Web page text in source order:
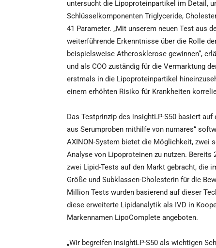
untersucht die Lipoproteinpartikel im Detail,
Schlüsselkomponenten Triglyceride,
41 Parameter. „Mit unserem neuen Test aus
weiterführende Erkenntnisse über die Rolle
beispielsweise Atherosklerose gewinnen“,
und als COO zuständig für die Vermarktung
erstmals in die Lipoproteinpartikel
einem erhöhten Risiko für Krankheiten
Das Testprinzip des insightLP-S50 basiert
aus Serumproben mithilfe von numares“
AXINON-System bietet die Möglichkeit, zwei
Analyse von Lipoproteinen zu nutzen. Bereits
zwei Lipid-Tests auf den Markt gebracht, die
Größe und Subklassen-Cholesterin für die
Million Tests wurden basierend auf dieser
diese erweiterte Lipidanalytik als IVD in
Markennamen LipoComplete angeboten.
„Wir begreifen insightLP-S50 als wichtigen